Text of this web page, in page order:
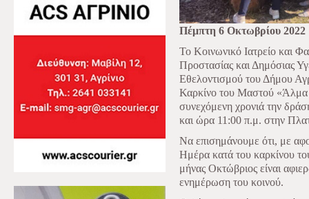
Πέμπτη 6 Οκτωβρίου 2022
Το Κοινωνικό Ιατρείο και
Προστασίας και Δημόσιας
Εθελοντισμού του Δήμου
Καρκίνο του Μαστού «Άλμα
συνεχόμενη χρονιά την
και ώρα 11:00 π.μ. στην
Να επισημάνουμε ότι, με
Ημέρα κατά του καρκίνου
μήνας Οκτώβριος είναι
ενημέρωση του κοινού.